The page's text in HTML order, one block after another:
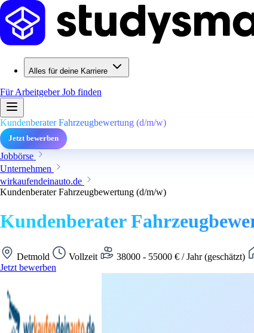
Alles für deine Karriere
Für ArbeitgeberJob finden
Kundenberater Fahrzeugbewertung (d/m/w)
Jetzt bewerben
Jobbörse
Unternehmen
wirkaufendeinauto.de
Kundenberater Fahrzeugbewertung (d/m/w)
Kundenberater
Detmold Vollzeit 38000 - 55000 € / Jahr (geschätzt)
Jetzt bewerben